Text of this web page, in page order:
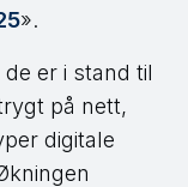
».
er i stand til
på nett,
digitale